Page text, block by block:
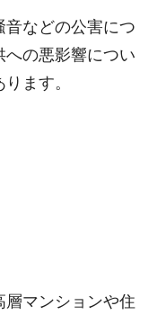
音などの公害につ
への悪影響につい
ます。
層マンションや住